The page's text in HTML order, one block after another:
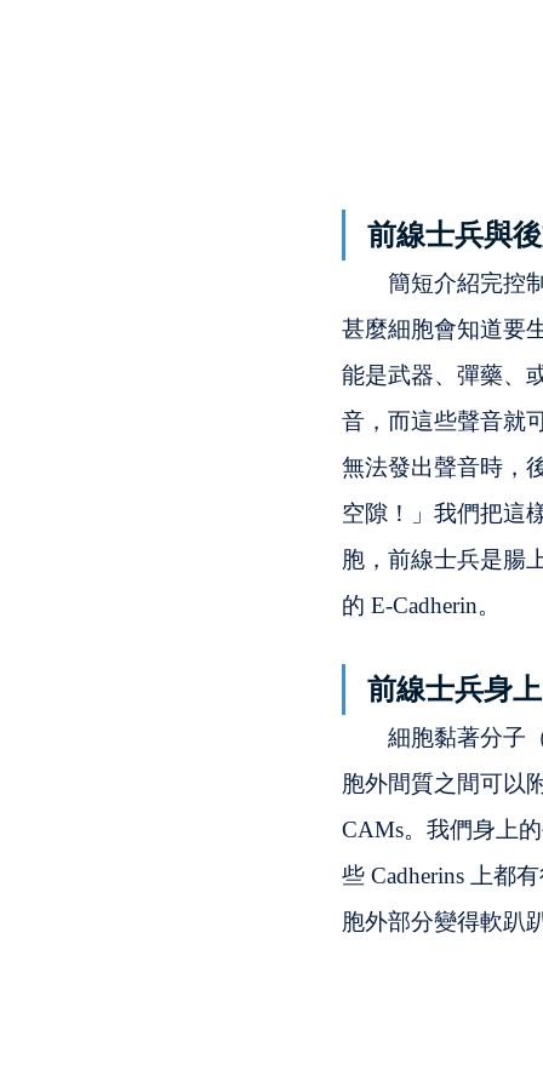
前線士兵與
簡短介紹完控制
甚麼細胞會知道要
能是武器、彈藥、
音，而這些聲音就
無法發出聲音時，
空隙！」我們把這
胞，前線士兵是腸
的 E-Cadherin。
前線士兵身
細胞黏著分子（
胞外間質之間可以
CAMs。我們身上
些 Cadherins 上都
胞外部分變得軟趴